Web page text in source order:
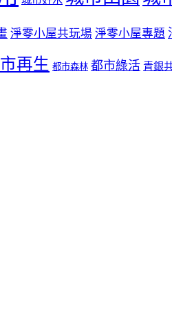
淨零小屋共玩場 淨零小屋專題
再生 都市森林 都市綠活 青銀